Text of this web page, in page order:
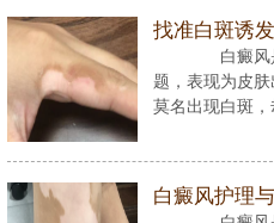
找准白斑诱
白癜风是
题，表现为皮
莫名出现白斑，
白癜风护理